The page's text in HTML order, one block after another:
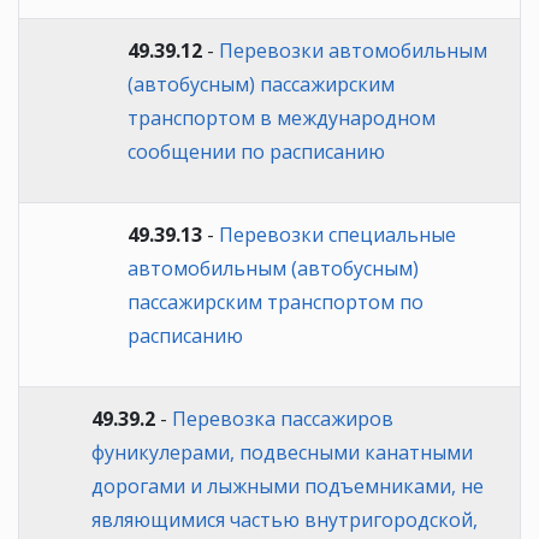
49.39.12 - Перевозки автомобильным
(автобусным) пассажирским
транспортом в международном
сообщении по расписанию
49.39.13 - Перевозки специальные
автомобильным (автобусным)
пассажирским транспортом по
расписанию
49.39.2 - Перевозка пассажиров
фуникулерами, подвесными канатными
дорогами и лыжными подъемниками, не
являющимися частью внутригородской,